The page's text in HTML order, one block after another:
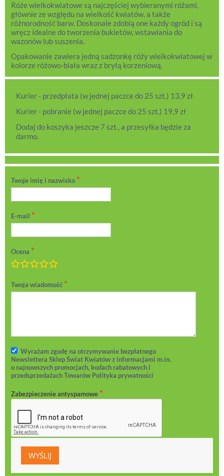
Róże wielkokwiatowe są najczęściej wybieranymi różami,
głównie ze względu na wielkość kwiatów, a także
różnorodność barw. Doskonale zdobią one każdy ogród i są
wręcz idealne do tworzenia bukietów, wstawiania do
wazonów lub suszenia.
Opakowanie zawiera jedną sadzonkę róży wielkokwiatowej w
kolorze różowo-biała wraz z bryłą korzeniową.
Kurier - przedpłata (w jednej paczce do 25 szt.) 13,9 zł
Kurier - pobranie (w jednej paczce do 25 szt.) 19,9 zł
Dodaj do koszyka jeszcze 7 szt., a przesyłka będzie za
darmo.
Twoje imię i nazwisko
E-mail
Ocena
Bardzo dobrze
Przeciętnie
Dostatecznie
Marnie
Twoja wiadomość
Wyrażam zgodę na otrzymywanie bezpłatnego
Newslettera Sklep Świat Kwiatów z informacjami m.in.
o najnowszych promocjach, kodach rabatowych i
przedsprzedażach Towarów Polityka prywatności
Zabezpieczenie antyspamowe